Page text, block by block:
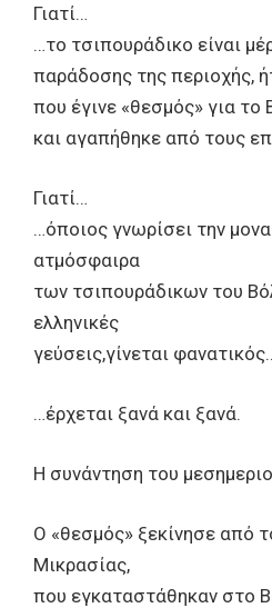
Γιατί…
…το τσιπουράδικο είναι
παράδοσης της περιοχής,
που έγινε «θεσμός» για το
και αγαπήθηκε από τους
Γιατί…
…όποιος γνωρίσει την
ατμόσφαιρα
των τσιπουράδικων του
ελληνικές
γεύσεις,γίνεται
…έρχεται ξανά και ξανά.
Η συνάντηση του
Ο «θεσμός» ξεκίνησε από
Μικρασίας,
που εγκαταστάθηκαν στο